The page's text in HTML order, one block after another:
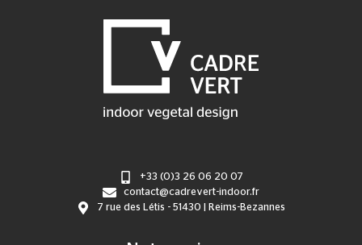
+33 (0)3 26 06 20 07
contact@cadrevert-indoor.fr
7 rue des Létis - 51430 | Reims-Bezannes